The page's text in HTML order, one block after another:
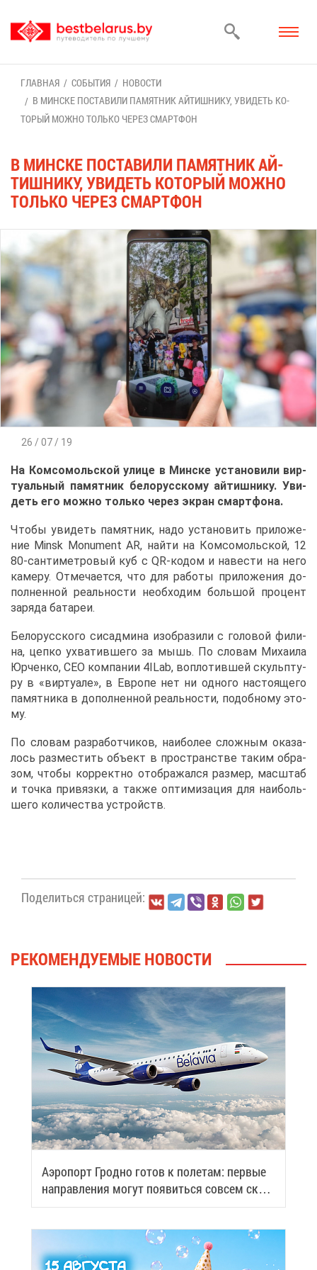
ГЛАВ­НАЯ СО­БЫ­ТИЯ
НО­ВО­СТИ
В МИН­СКЕ ПО­СТА­ВИ­ЛИ ПА­МЯТ­НИК АЙ­ТИШ­НИ­КУ, УВИ­ДЕТЬ КО­
ТО­РЫЙ МОЖ­НО ТОЛЬ­КО ЧЕ­РЕЗ СМАРТ­ФОН
В МИН­СКЕ ПО­СТА­ВИ­ЛИ ПА­МЯТ­НИК АЙ­
ТИШ­НИ­КУ, УВИ­ДЕТЬ КО­ТО­РЫЙ МОЖ­НО
ТОЛЬ­КО ЧЕ­РЕЗ СМАРТ­ФОН
26 / 07 / 19
На Ком­со­моль­ской ули­це в Мин­ске уста­но­ви­ли вир­
ту­аль­ный па­мят­ник бе­ло­рус­ско­му ай­тиш­ни­ку. Уви­
деть его мож­но толь­ко че­рез экран смарт­фо­на.
Что­бы уви­деть па­мят­ник, на­до уста­но­вить при­ло­же­
ние Minsk Monument AR, най­ти на Ком­со­моль­ской, 12
80-сан­ти­мет­ро­вый куб с QR-ко­дом и на­ве­сти на него
ка­ме­ру. От­ме­ча­ет­ся, что для ра­бо­ты при­ло­же­ния до­
пол­нен­ной ре­аль­но­сти необ­хо­дим боль­шой про­цент
за­ря­да ба­та­реи.
Бе­ло­рус­ско­го си­сад­ми­на изоб­ра­зи­ли с го­ло­вой фи­ли­
на, цеп­ко ухва­тив­ше­го за мышь. По сло­вам Ми­ха­и­ла
Юр­чен­ко, CEO ком­па­нии 4ILab, во­пло­тив­шей скульп­ту­
ру в «вир­туа­ле», в Ев­ро­пе нет ни од­но­го на­сто­я­ще­го
па­мят­ни­ка в до­пол­нен­ной ре­аль­но­сти, по­доб­но­му это­
му.
По сло­вам раз­ра­бот­чи­ков, наи­бо­лее слож­ным ока­за­
лось раз­ме­стить объ­ект в про­стран­стве та­ким об­ра­
зом, что­бы кор­рект­но отоб­ра­жал­ся раз­мер, мас­штаб
и точ­ка при­вяз­ки, а та­к­же оп­ти­ми­за­ция для наи­боль­
ше­го ко­ли­че­ства устройств.
По­де­лить­ся стра­ни­цей:
РЕ­КО­МЕН­ДУ­Е­МЫЕ НО­ВО­СТИ
Аэро­порт Грод­но го­тов к по­ле­там: пер­вые
на­прав­ле­ния мо­гут по­явить­ся со­всем ско­
ро